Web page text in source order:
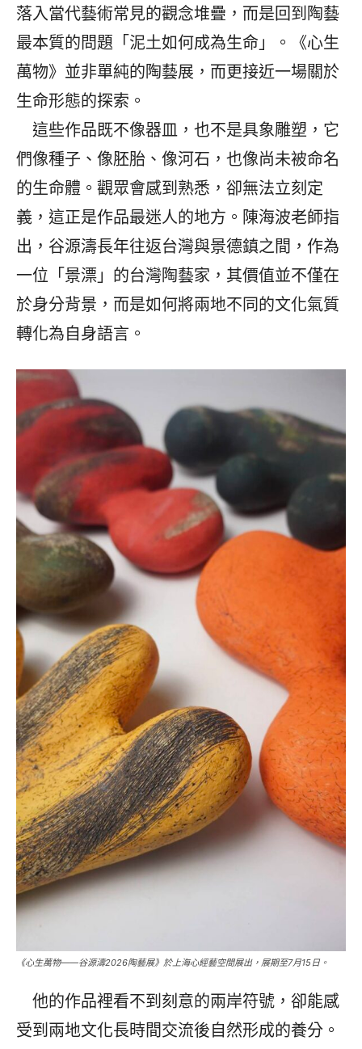
落入當代藝術常見的觀念堆疊，而是回到陶藝
最本質的問題「泥土如何成為生命」。《心生
萬物》並非單純的陶藝展，而更接近一場關於
生命形態的探索。
這些作品既不像器皿，也不是具象雕塑，它
們像種子、像胚胎、像河石，也像尚未被命名
的生命體。觀眾會感到熟悉，卻無法立刻定
義，這正是作品最迷人的地方。陳海波老師指
出，谷源濤長年往返台灣與景德鎮之間，作為
一位「景漂」的台灣陶藝家，其價值並不僅在
於身分背景，而是如何將兩地不同的文化氣質
轉化為自身語言。
《心生萬物——谷源濤2026陶藝展》於上海心經藝空間展出，展期至7月15日。
他的作品裡看不到刻意的兩岸符號，卻能感
受到兩地文化長時間交流後自然形成的養分。